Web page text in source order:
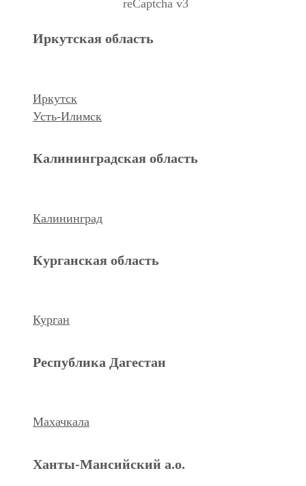
Курган
reCaptcha v3
Иркутская область
Иркутск
Усть-Илимск
Калининградская область
Калининград
Курганская область
Курган
Республика Дагестан
Махачкала
Ханты-Мансийский а.о.